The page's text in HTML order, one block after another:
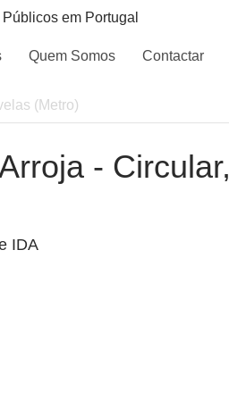
em Portugal
Quem Somos Contactar
(Metro)
- Circular,
IDA